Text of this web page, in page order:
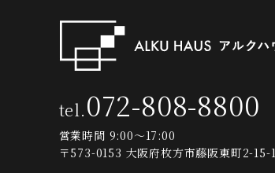
tel.072-808-8800
営業時間 9:00～17:00
〒573-0153 大阪府枚方市藤阪東町2-15-1